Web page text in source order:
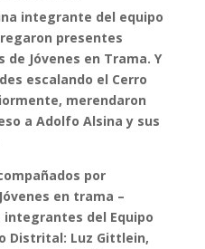
integrante del equipo
presentes
Jóvenes en Trama. Y
escalando el Cerro
merendaron
a Adolfo Alsina y sus
por
en trama –
integrantes del Equipo
Distrital: Luz Gittlein,